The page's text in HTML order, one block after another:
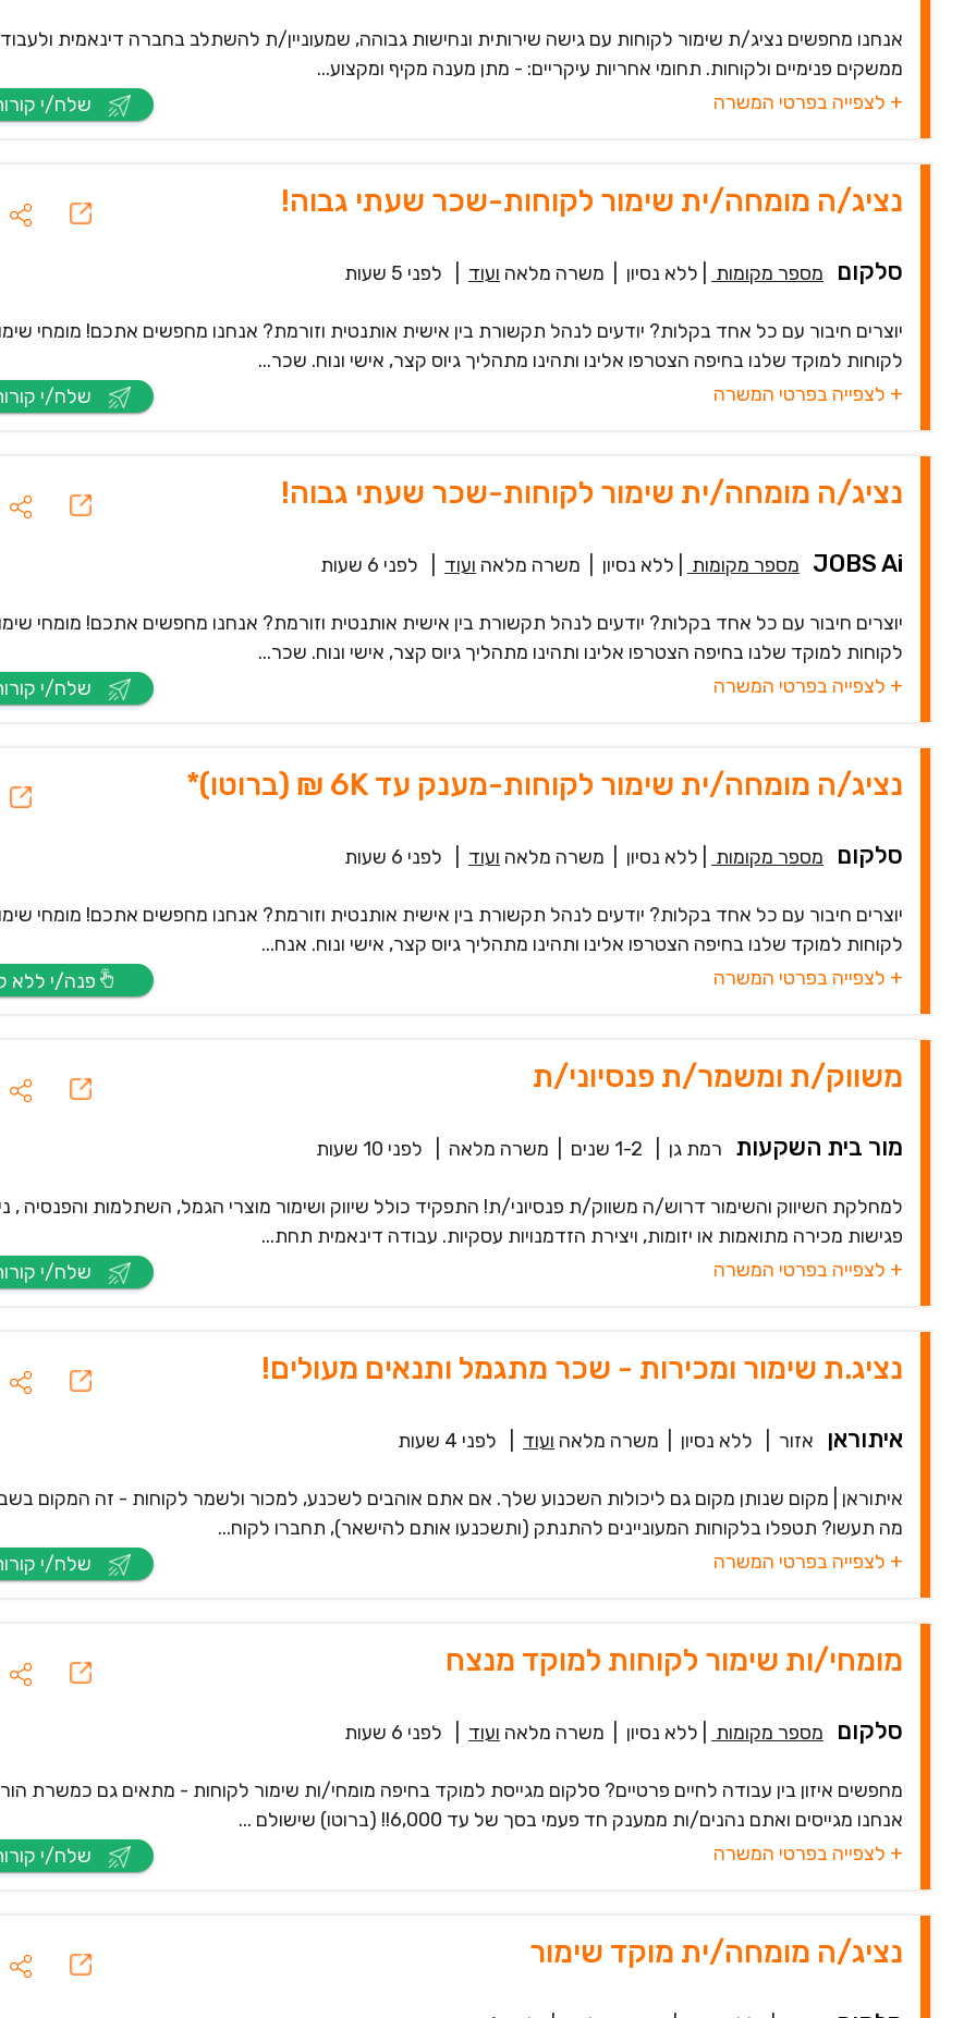
אנחנו מחפשים נציג/ת שימור לקוחות עם גישה שירותית ונחישות גבוהה, שמעוניין/ת להשתלב בחברה דינאמית ולעבוד
ממשקים פנימיים ולקוחות. תחומי אחריות עיקריים: - מתן מענה מקיף ומקצוע...
+ לצפייה בפרטי המשרה
נציג/ה מומחה/ית שימור לקוחות-שכר שעתי גבוה!
סלקום מספר מקומות ללא נסיון משרה מלאה ועוד לפני 5 שעות
יוצרים חיבור עם כל אחד בקלות? יודעים לנהל תקשורת בין אישית אותנטית וזורמת? אנחנו מחפשים אתכם! מומחי
לקוחות למוקד שלנו בחיפה הצטרפו אלינו ותהינו מתהליך גיוס קצר, אישי ונוח. שכר...
+ לצפייה בפרטי המשרה
נציג/ה מומחה/ית שימור לקוחות-שכר שעתי גבוה!
JOBS Ai מספר מקומות ללא נסיון משרה מלאה ועוד לפני 6 שעות
יוצרים חיבור עם כל אחד בקלות? יודעים לנהל תקשורת בין אישית אותנטית וזורמת? אנחנו מחפשים אתכם! מומחי
לקוחות למוקד שלנו בחיפה הצטרפו אלינו ותהינו מתהליך גיוס קצר, אישי ונוח. שכר...
+ לצפייה בפרטי המשרה
נציג/ה מומחה/ית שימור לקוחות-מענק עד 6K ₪ (ברוטו)*
סלקום מספר מקומות ללא נסיון משרה מלאה ועוד לפני 6 שעות
יוצרים חיבור עם כל אחד בקלות? יודעים לנהל תקשורת בין אישית אותנטית וזורמת? אנחנו מחפשים אתכם! מומחי
לקוחות למוקד שלנו בחיפה הצטרפו אלינו ותהינו מתהליך גיוס קצר, אישי ונוח. אנח...
+ לצפייה בפרטי המשרה
משווק/ת ומשמר/ת פנסיוני/ת
מור בית השקעות רמת גן 1-2 שנים משרה מלאה לפני 10 שעות
למחלקת השיווק והשימור דרוש/ה משווק/ת פנסיוני/ת! התפקיד כולל שיווק ושימור מוצרי הגמל, השתלמות והפנסיה ,
פגישות מכירה מתואמות או יזומות, ויצירת הזדמנויות עסקיות. עבודה דינאמית תחת...
+ לצפייה בפרטי המשרה
נציג.ת שימור ומכירות - שכר מתגמל ותנאים מעולים!
איתוראן אזור ללא נסיון משרה מלאה ועוד לפני 4 שעות
איתוראן | מקום שנותן מקום גם ליכולות השכנוע שלך. אם אתם אוהבים לשכנע, למכור ולשמר לקוחות - זה המקום
מה תעשו? תטפלו בלקוחות המעוניינים להתנתק (ותשכנעו אותם להישאר), תחברו לקוח...
+ לצפייה בפרטי המשרה
מומחי/ות שימור לקוחות למוקד מנצח
סלקום מספר מקומות ללא נסיון משרה מלאה ועוד לפני 6 שעות
מחפשים איזון בין עבודה לחיים פרטיים? סלקום מגייסת למוקד בחיפה מומחי/ות שימור לקוחות - מתאים גם כמשרת
אנחנו מגייסים ואתם נהנים/ות ממענק חד פעמי בסך של עד 6,000!! (ברוטו) שישולם ...
+ לצפייה בפרטי המשרה
נציג/ה מומחה/ית מוקד שימור